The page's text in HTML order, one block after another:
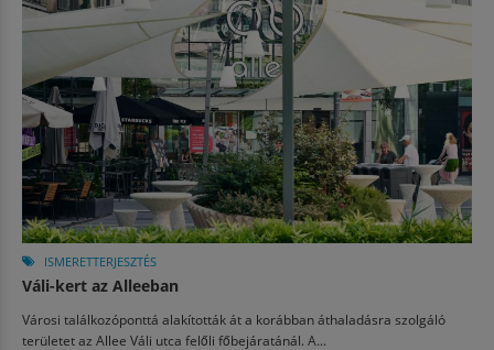
ISMERETTERJESZTÉS
Váli-kert az Alleeban
Városi találkozóponttá alakították át a korábban áthaladásra szolgáló
területet az Allee Váli utca felőli főbejáratánál. A...